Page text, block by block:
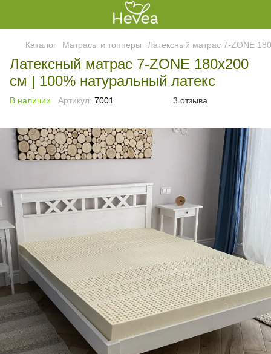
Каталог Матрасы и топперы Латексный матрас 7-ZONE
Латексный матрас 7-ZONE 180x200
см | 100% натуральный латекс
В наличии Артикул: 7001 3 отзыва